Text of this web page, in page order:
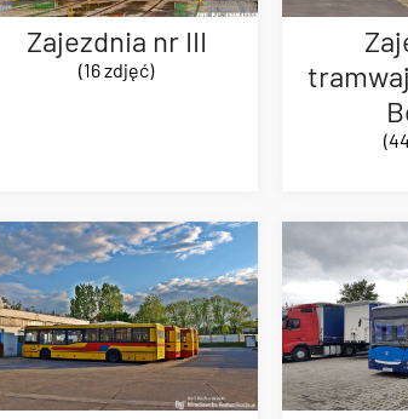
Zajezdnia nr III
(16 zdjęć)